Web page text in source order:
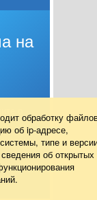
на
обработку
об ip-адресе,
типе и
об открытых